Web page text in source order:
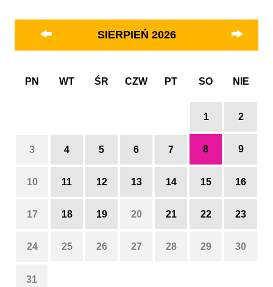
SIERPIEŃ 2026
PN WT ŚR CZW PT SO NIE
1 2
3 4 5 6 7 8 9
10 11 12 13 14 15 16
17 18 19 20 21 22 23
24 25 26 27 28 29 30
31